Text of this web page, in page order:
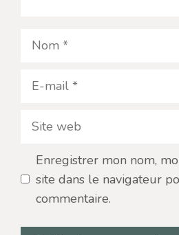
Nom
E-
Site
Enregistrer mon nom,
site dans le navigateur
commentaire.